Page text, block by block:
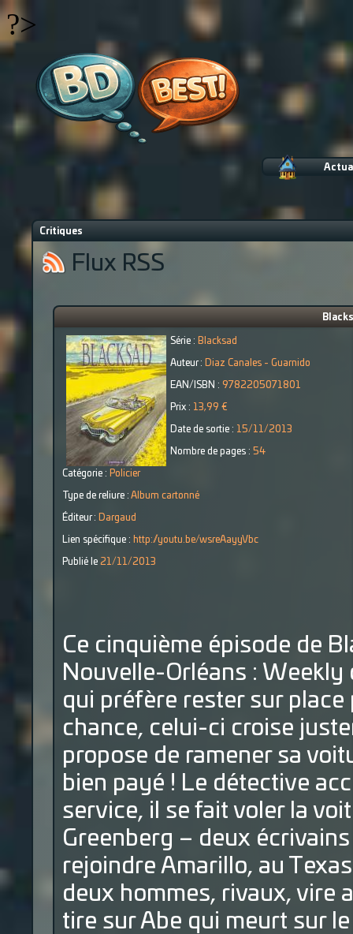
?>
Critiques
Flux RSS
Série : Blacksad
Auteur : Diaz Canales - Guarnido
EAN/ISBN : 9782205071801
Prix : 13,99 €
Date de sortie : 15/11/2013
Nombre de pages : 54
Catégorie : Policier
Type de reliure : Album cartonné
Éditeur : Dargaud
Lien spécifique : http://youtu.be/wsreAayyVbc
Publié le 21/11/2013
Ce cinquième épisode de
Nouvelle-Orléans :
qui préfère rester sur place
chance, celui-ci croise
propose de ramener sa
bien payé ! Le détective
service, il se fait voler la
Greenberg – deux
rejoindre Amarillo, au
deux hommes, rivaux, vire
tire sur Abe qui meurt sur